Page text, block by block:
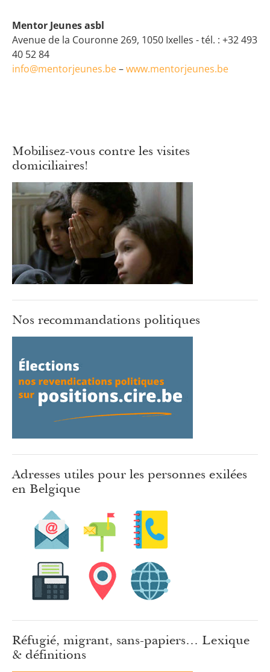
Mentor Jeunes asbl
Avenue de la Couronne 269, 1050 Ixelles - tél. : +32 493
40 52 84
info@mentorjeunes.be–www.mentorjeunes.be
Mobilisez-vous contre les visites
domiciliaires!
Nos recommandations politiques
Adresses utiles pour les personnes exilées
en Belgique
Réfugié, migrant, sans-papiers… Lexique
& définitions